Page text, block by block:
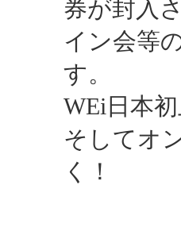
券が封入
イン会等
す。
WEi日本
そしてオ
く！